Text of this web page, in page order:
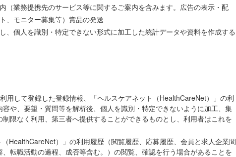
（業務提携先のサービス等に関するご案内を含みます。広告の表示・配
、モニター募集等）賞品の発送
、個人を識別・特定できない形式に加工した統計データや資料を作成する
用して登録した登録情報、「ヘルスケアネット（HealthCareNet）」の利
や、要望・質問等を解析後、個人を識別・特定できないように加工、集
限なく利用、第三者へ提供することができるものとし、利用者はこれを
HealthCareNet）」の利用履歴（閲覧履歴、応募履歴、会員と求人企業間
転職活動の過程、成否等含む。）の閲覧、確認を行う場合があることを